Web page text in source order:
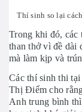
Thí sinh so lại
Trong khi đó, các
than thở vì đề dài
mà làm kịp và
Các thí sinh thi
Thị Điểm cho
Anh trung bình